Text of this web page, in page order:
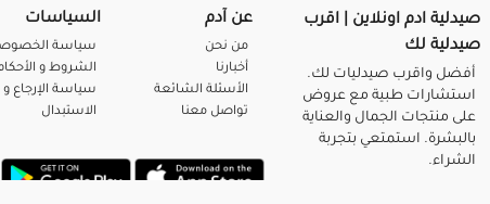
صيدلية ادم اونلاين | اقرب
صيدلية لك
أفضل واقرب صيدليات لك.
استشارات طبية مع عروض
على منتجات الجمال والعناية
بالبشرة. استمتعي بتجربة
الشراء.
عن آدم
من نحن
أخبارنا
الأسئلة الشائعة
تواصل معنا
السياسات
سياسة
الشروط و
سياسة الإرجاع و
الاستبدال